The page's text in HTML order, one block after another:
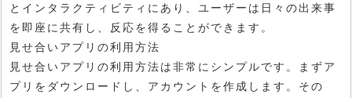
とインタラクティビティにあり、ユーザーは日々の出来事
を即座に共有し、反応を得ることができます。
見せ合いアプリの利用方法
見せ合いアプリの利用方法は非常にシンプルです。まずア
プリをダウンロードし、アカウントを作成します。その